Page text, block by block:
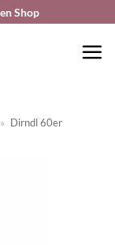
Shop
» Dirndl 60er